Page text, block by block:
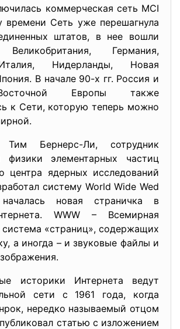
коммерческая сеть MCI
времени Сеть уже перешагнула
штатов, в нее вошли
Великобритания, Германия,
Нидерланды, Новая
В начале 90-х гг. Россия и
Европы также
к Сети, которую теперь можно
Бернерс-Ли, сотрудник
физики элементарных частиц
центра ядерных исследований
систему World Wide Wed
новая страничка в
WWW – Всемирная
система «страниц», содержащих
а иногда – и звуковые файлы и
историки Интернета ведут
сети с 1961 года, когда
нередко называемый отцом
статью с изложением